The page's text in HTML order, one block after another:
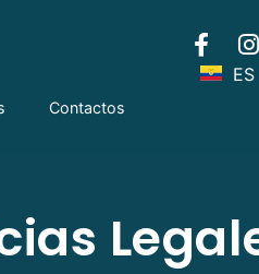
Contactos
ES